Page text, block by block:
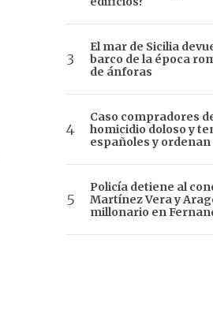
El mar de Sicilia
barco de la época
de ánforas
Caso compradores
homicidio doloso y
españoles y
Policía detiene al
Martínez Vera y
millonario en